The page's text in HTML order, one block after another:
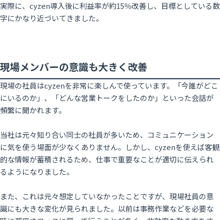
実際に、cyzen導入後に利益率が約15％改善し、目標としている数
字にかなり近づいてきました。
現場メンバーの意識も大きく改善
現場の社員はcyzenを非常に楽しんで使っています。「今誰がどこ
にいるのか」、「どんな営業トークをしたのか」といった会話が
頻繁に聞かれます。
当社は元々知り合い同士の社員が多いため、コミュニケーション
に気を使う場面が少なくありません。しかし、cyzenを使えば客観
的な情報が蓄積されるため、仕事で重要なことが適切に伝えられ
るようになりました。
また、これは元々想定していなかったことですが、現場社員の意
識にも大きな変化が見られました。以前は事務作業などを必要な